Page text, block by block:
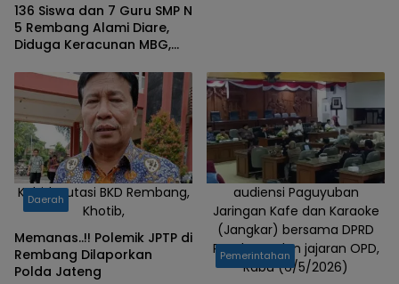
136 Siswa dan 7 Guru SMP N
5 Rembang Alami Diare,
Diduga Keracunan MBG,
Jawab
Kabid Mutasi BKD Rembang,
Khotib,
Daerah
Memanas..!! Polemik JPTP di
Rembang Dilaporkan
Polda Jateng
audiensi Paguyuban
Jaringan Kafe dan Karaoke
(Jangkar) bersama DPRD
Rembang dan jajaran OPD,
Rabu (6/5/2026)
Pemerintahan